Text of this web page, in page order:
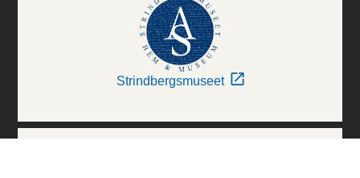
Strindbergsmuseet